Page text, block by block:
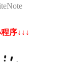
序↓↓↓